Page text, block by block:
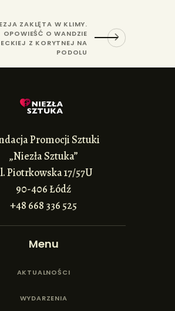
ZAKLĘTA W KLIMY.
OPOWIEŚĆ O WANDZIE
Z KORYTNEJ NA
PODOLU
Promocji Sztuki
„Niezła Sztuka”
Piotrkowska 17/57U
90-406 Łódź
+48 668 336 525
Menu
AKTUALNOŚCI
WYDARZENIA